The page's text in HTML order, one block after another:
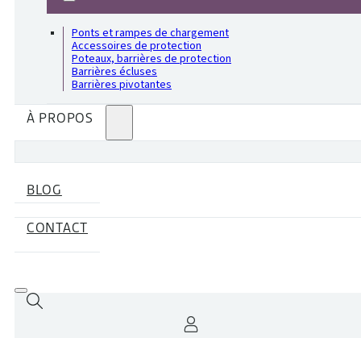
Ponts et rampes de chargement
Accessoires de protection
Poteaux, barrières de protection
Barrières écluses
Barrières pivotantes
À PROPOS
BLOG
CONTACT